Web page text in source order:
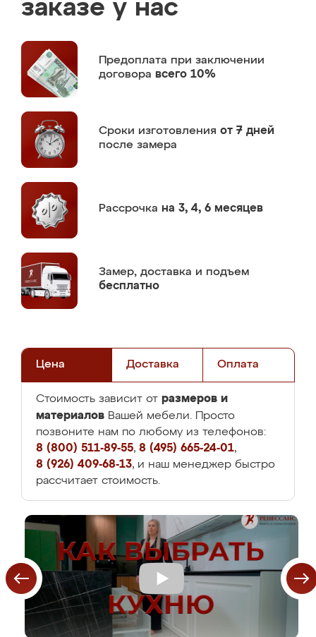
заказе у нас
Предоплата при заключении
договора всего 10%
Сроки изготовления от 7 дней
после замера
Рассрочка на 3, 4, 6 месяцев
Замер, доставка и подъем
бесплатно
Цена Доставка Оплата
Стоимость зависит от размеров и
материалов Вашей мебели. Просто
позвоните нам по любому из телефонов:
8 (800) 511-89-55, 8 (495) 665-24-01,
8 (926) 409-68-13, и наш менеджер быстро
рассчитает стоимость.